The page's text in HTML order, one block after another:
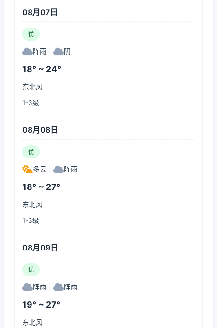
08月07日
优
阵雨 阴
18° ~ 24°
东北风
1-3级
08月08日
优
多云 阵雨
18° ~ 27°
东北风
1-3级
08月09日
优
阵雨 阵雨
19° ~ 27°
东北风